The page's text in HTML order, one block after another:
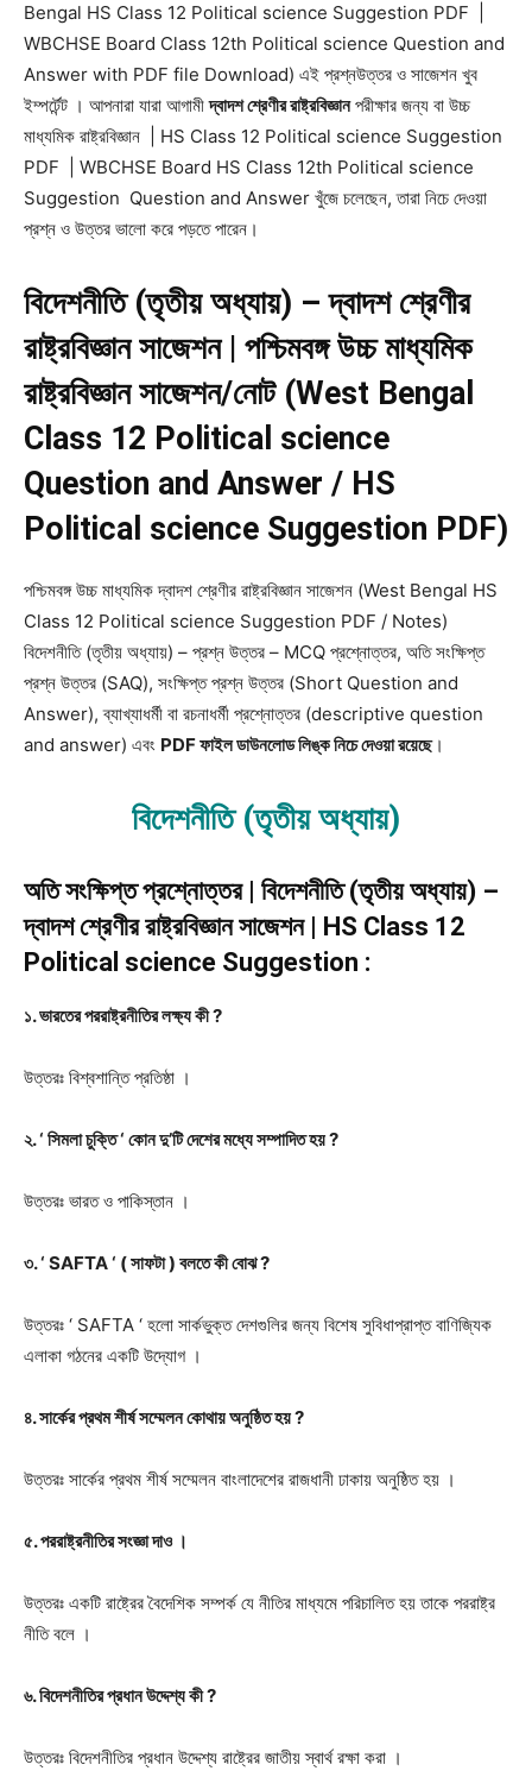
Bengal HS Class 12 Political science Suggestion PDF |
WBCHSE Board Class 12th Political science Question and
Answer with PDF file Download) এই প্রশ্নউত্তর ও সাজেশন খুব
ইম্পর্টেন্ট । আপনারা যারা আগামীদ্বাদশ শ্রেণীর রাষ্ট্রবিজ্ঞানপরীক্ষার জন্য বা উচ্চ
মাধ্যমিক রাষ্ট্রবিজ্ঞান | HS Class 12 Political science Suggestion
PDF | WBCHSE Board HS Class 12th Political science
Suggestion Question and Answer খুঁজে চলেছেন, তারা নিচে দেওয়া
প্রশ্ন ও উত্তর ভালো করে পড়তে পারেন।
বিদেশনীতি (তৃতীয় অধ্যায়) – দ্বাদশ শ্রেণীর
রাষ্ট্রবিজ্ঞান সাজেশন | পশ্চিমবঙ্গ উচ্চ মাধ্যমিক
রাষ্ট্রবিজ্ঞান সাজেশন/নোট (West Bengal
Class 12 Political science
Question and Answer / HS
Political science Suggestion PDF)
পশ্চিমবঙ্গ উচ্চ মাধ্যমিক দ্বাদশ শ্রেণীর রাষ্ট্রবিজ্ঞান সাজেশন (West Bengal HS
Class 12 Political science Suggestion PDF / Notes)
বিদেশনীতি (তৃতীয় অধ্যায়) – প্রশ্ন উত্তর – MCQ প্রশ্নোত্তর, অতি সংক্ষিপ্ত
প্রশ্ন উত্তর (SAQ), সংক্ষিপ্ত প্রশ্ন উত্তর (Short Question and
Answer), ব্যাখ্যাধর্মী বা রচনাধর্মী প্রশ্নোত্তর (descriptive question
and answer) এবং PDF ফাইল ডাউনলোড লিঙ্ক নিচে দেওয়া রয়েছে।
বিদেশনীতি (তৃতীয় অধ্যায়)
অতি সংক্ষিপ্ত প্রশ্নোত্তর | বিদেশনীতি (তৃতীয় অধ্যায়) –
দ্বাদশ শ্রেণীর রাষ্ট্রবিজ্ঞান সাজেশন | HS Class 12
Political science Suggestion :
১. ভারতের পররাষ্ট্রনীতির লক্ষ্য কী ?
উত্তরঃ বিশ্বশান্তি প্রতিষ্ঠা ।
২. ‘ সিমলা চুক্তি ‘ কোন দু’টি দেশের মধ্যে সম্পাদিত হয় ?
উত্তরঃ ভারত ও পাকিস্তান ।
৩. ‘ SAFTA ‘ ( সাফটা ) বলতে কী বোঝ ?
উত্তরঃ ‘ SAFTA ‘ হলো সার্কভুক্ত দেশগুলির জন্য বিশেষ সুবিধাপ্রাপ্ত বাণিজ্যিক
এলাকা গঠনের একটি উদ্যোগ ।
৪. সার্কের প্রথম শীর্ষ সম্মেলন কোথায় অনুষ্ঠিত হয় ?
উত্তরঃ সার্কের প্রথম শীর্ষ সম্মেলন বাংলাদেশের রাজধানী ঢাকায় অনুষ্ঠিত হয় ।
৫. পররাষ্ট্রনীতির সংজ্ঞা দাও ।
উত্তরঃ একটি রাষ্ট্রের বৈদেশিক সম্পর্ক যে নীতির মাধ্যমে পরিচালিত হয় তাকে পররাষ্ট্র
নীতি বলে ।
৬. বিদেশনীতির প্রধান উদ্দেশ্য কী ?
উত্তরঃ বিদেশনীতির প্রধান উদ্দেশ্য রাষ্ট্রের জাতীয় স্বার্থ রক্ষা করা ।